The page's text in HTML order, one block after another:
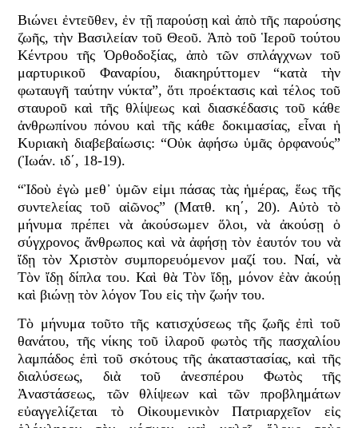
Βιώνει ἐντεῦθεν, ἐν τῇ παρούσῃ καὶ ἀπὸ τῆς παρούσης
ζωῆς, τὴν Βασιλείαν τοῦ Θεοῦ. Ἀπὸ τοῦ Ἱεροῦ τούτου
Κέντρου τῆς Ὁρθοδοξίας, ἀπὸ τῶν σπλάγχνων τοῦ
μαρτυρικοῦ Φαναρίου, διακηρύττομεν “κατὰ τὴν
φωταυγῆ ταύτην νύκτα”, ὅτι προέκτασις καὶ τέλος τοῦ
σταυροῦ καὶ τῆς θλίψεως καὶ διασκέδασις τοῦ κάθε
ἀνθρωπίνου πόνου καὶ τῆς κάθε δοκιμασίας, εἶναι ἡ
Κυριακὴ διαβεβαίωσις: “Οὐκ ἀφήσω ὑμᾶς ὀρφανούς”
(Ἰωάν. ιδ΄, 18-19).
“Ἰδοὺ ἐγὼ μεθ᾿ ὑμῶν εἰμι πάσας τὰς ἡμέρας, ἕως τῆς
συντελείας τοῦ αἰῶνος” (Ματθ. κη΄, 20). Αὐτὸ τὸ
μήνυμα πρέπει νὰ ἀκούσωμεν ὅλοι, νὰ ἀκούσῃ ὁ
σύγχρονος ἄνθρωπος καὶ νὰ ἀφήσῃ τὸν ἑαυτόν του νὰ
ἴδῃ τὸν Χριστὸν συμπορευόμενον μαζί του. Ναί, νὰ
Τὸν ἴδῃ δίπλα του. Καὶ θὰ Τὸν ἴδῃ, μόνον ἐὰν ἀκούῃ
καὶ βιώνῃ τὸν λόγον Του εἰς τὴν ζωήν του.
Τὸ μήνυμα τοῦτο τῆς κατισχύσεως τῆς ζωῆς ἐπὶ τοῦ
θανάτου, τῆς νίκης τοῦ ἱλαροῦ φωτὸς τῆς πασχαλίου
λαμπάδος ἐπὶ τοῦ σκότους τῆς ἀκαταστασίας, καὶ τῆς
διαλύσεως, διὰ τοῦ ἀνεσπέρου Φωτὸς τῆς
Ἀναστάσεως, τῶν θλίψεων καὶ τῶν προβλημάτων
εὐαγγελίζεται τὸ Οἰκουμενικὸν Πατριαρχεῖον εἰς